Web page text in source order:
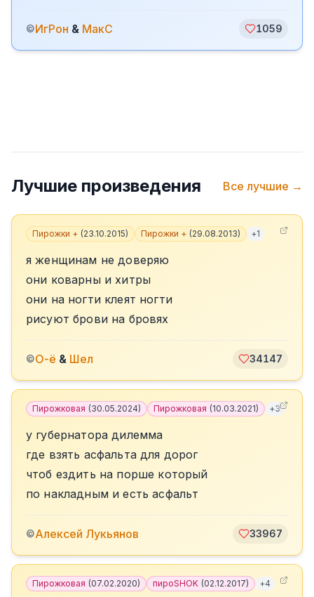
©ИгРон & МакС 1059
Лучшие произведения Все лучшие →
Пирожки + (23.10.2015) Пирожки + (29.08.2013) +1
я женщинам не доверяю
они коварны и хитры
они на ногти клеят ногти
рисуют брови на бровях
©О-ё & Шел 34147
Пирожковая (30.05.2024) Пирожковая (10.03.2021) +3
у губернатора дилемма
где взять асфальта для дорог
чтоб ездить на порше который
по накладным и есть асфальт
©Алексей Лукьянов 33967
Пирожковая (07.02.2020) пироSHOK (02.12.2017) +4